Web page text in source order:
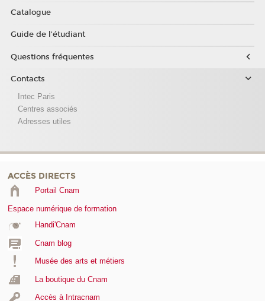
Catalogue
Guide de l'étudiant
Questions fréquentes
Contacts
Intec Paris
Centres associés
Adresses utiles
ACCÈS DIRECTS
Portail Cnam
Espace numérique de formation
Handi'Cnam
Cnam blog
Musée des arts et métiers
La boutique du Cnam
Accès à Intracnam